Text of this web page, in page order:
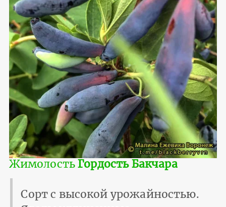
ЖимолостьГордость Бакчара
Сорт с высокой урожайностью.